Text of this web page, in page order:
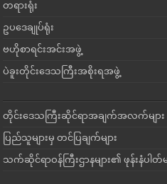
တရားရုံး
ဥပဒေချုပ်ရုံး
ဗဟိုစာရင်းအင်းအဖွဲ့
ပဲခူးတိုင်းဒေသကြီးအစိုးရအဖွဲ့
တိုင်းဒေသကြီးဆိုင်ရာအချက်အလက်များ
ပြည်သူများမှ တင်ပြချက်များ
သက်ဆိုင်ရာဝန်ကြီးဌာနများ၏ ဖုန်းနံပါတ်မ